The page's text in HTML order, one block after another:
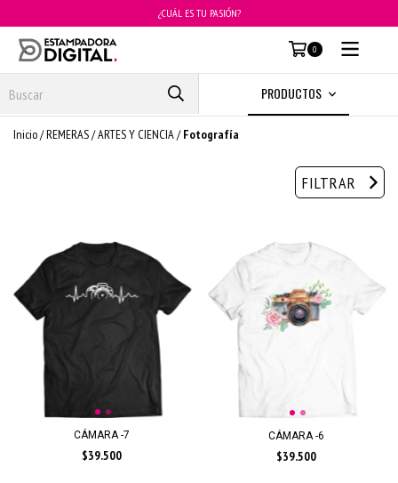
¿CUÁL ES TU PASIÓN?
0
PRODUCTOS
Inicio/REMERAS/ARTES Y CIENCIA/ Fotografía
FILTRAR
CÁMARA -7
$39.500
CÁMARA -6
$39.500